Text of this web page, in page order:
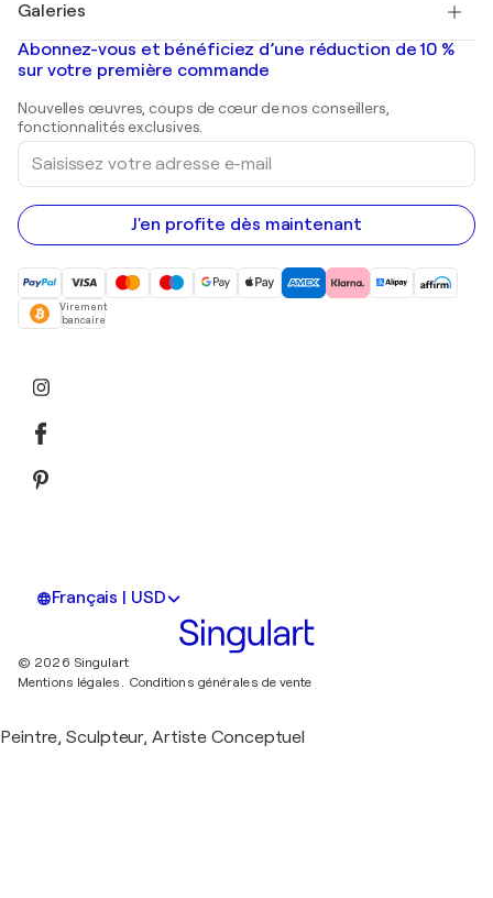
Banksy
Mr. Brainwash
Shepard Fairey
Tableaux abstraits à vendre
Peintures de paysage
Estampes
Peintures acryliques
Galeries
Galeries d'art en France
Galeries d'art en Belgique
Abonnez-vous et bénéficiez d’une réduction de 10 %
sur votre première commande
Nouvelles œuvres, coups de cœur de nos conseillers,
fonctionnalités exclusives.
Saisissez
votre
adresse
e-
mail
J'en profite dès maintenant
Virement
bancaire
Français | USD
© 2026 Singulart
Mentions légales. Conditions générales de vente
Peintre, Sculpteur, Artiste Conceptuel